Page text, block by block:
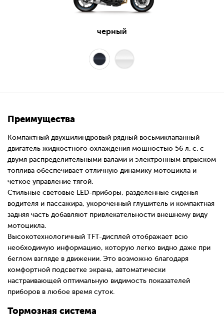
черный
Преимущества
Компактный двухцилиндровый рядный восьмиклапанный
двигатель жидкостного охлаждения мощностью 56 л. с. с
двумя распределительными валами и электронным впрыском
топлива обеспечивает отличную динамику мотоцикла и
четкое управление тягой.
Стильные световые LED-приборы, разделенные сиденья
водителя и пассажира, укороченный глушитель и компактная
задняя часть добавляют привлекательности внешнему виду
мотоцикла.
Высокотехнологичный TFT-дисплей отображает всю
необходимую информацию, которую легко видно даже при
беглом взгляде в движении. Это возможно благодаря
комфортной подсветке экрана, автоматически
настраивающей оптимальную видимость показателей
приборов в любое время суток.
Тормозная система